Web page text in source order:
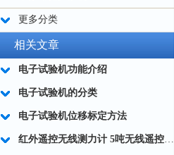
更多分类
相关文章
电子试验机功能介绍
电子试验机的分类
电子试验机位移标定方法
红外遥控无线测力计 5吨无线遥控测力计 工业级无线测力计厂家